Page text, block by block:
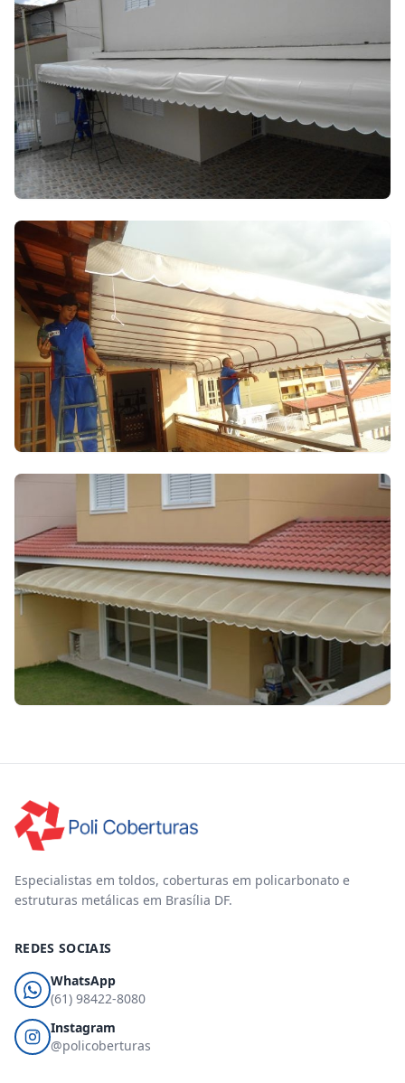
Especialistas em toldos, coberturas em policarbonato e
estruturas metálicas em Brasília DF.
REDES SOCIAIS
WhatsApp
(61) 98422-8080
Instagram
@policoberturas